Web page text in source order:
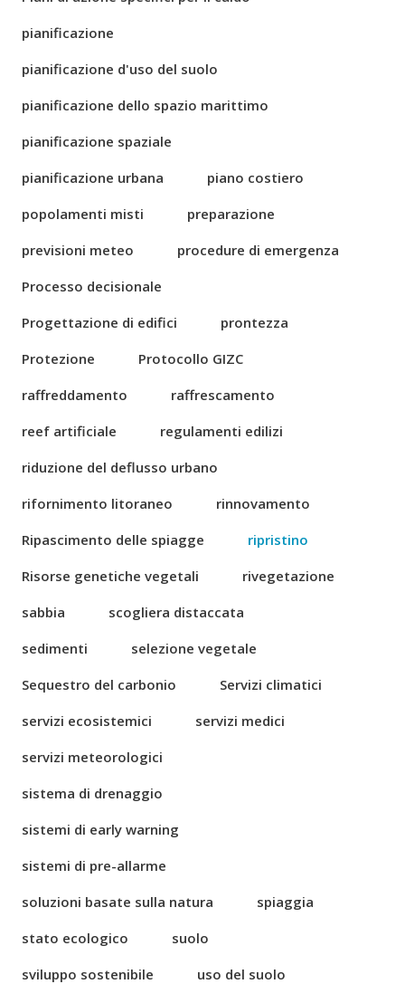
pianificazione
pianificazione d'uso del suolo
pianificazione dello spazio marittimo
pianificazione spaziale
pianificazione urbana
piano costiero
popolamenti misti
preparazione
previsioni meteo
procedure di emergenza
Processo decisionale
Progettazione di edifici
prontezza
Protezione
Protocollo GIZC
raffreddamento
raffrescamento
reef artificiale
regulamenti edilizi
riduzione del deflusso urbano
rifornimento litoraneo
rinnovamento
Ripascimento delle spiagge
ripristino
Risorse genetiche vegetali
rivegetazione
sabbia
scogliera distaccata
sedimenti
selezione vegetale
Sequestro del carbonio
Servizi climatici
servizi ecosistemici
servizi medici
servizi meteorologici
sistema di drenaggio
sistemi di early warning
sistemi di pre-allarme
soluzioni basate sulla natura
spiaggia
stato ecologico
suolo
sviluppo sostenibile
uso del suolo